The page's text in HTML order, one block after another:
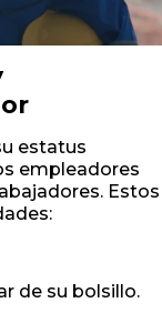
estatus
empleadores
Estos
de su bolsillo.